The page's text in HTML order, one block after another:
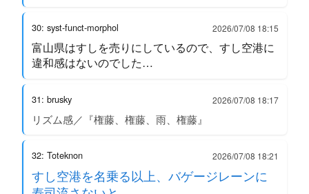
30: syst-funct-morphol 2026/07/08 18:15
富山県はすしを売りにしているので、すし空港に
違和感はないのでした…
31: brusky 2026/07/08 18:17
リズム感／『権藤、権藤、雨、権藤』
32: Toteknon 2026/07/08 18:21
すし空港を名乗る以上、バゲージレーンに